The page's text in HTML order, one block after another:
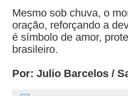
Mesmo sob chuva, o
oração, reforçando a
é símbolo de amor,
brasileiro.
Por: Julio Barcelos /